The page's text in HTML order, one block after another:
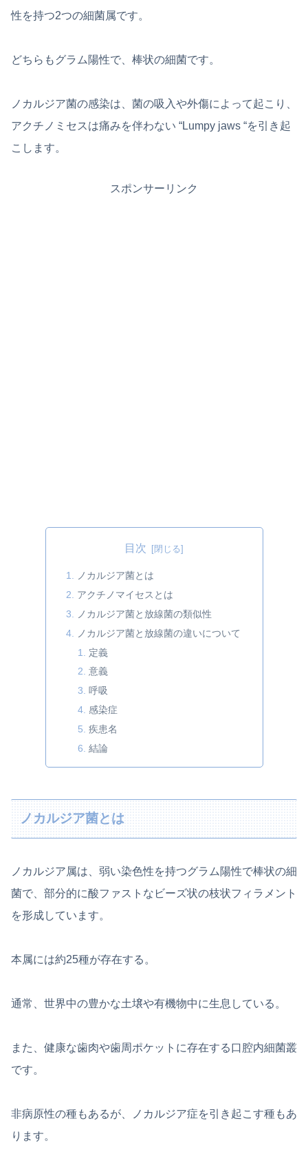
性を持つ2つの細菌属です。
どちらもグラム陽性で、棒状の細菌です。
ノカルジア菌の感染は、菌の吸入や外傷によって起こり、
アクチノミセスは痛みを伴わない “Lumpy jaws “を引き起
こします。
スポンサーリンク
目次
ノカルジア菌とは
アクチノマイセスとは
ノカルジア菌と放線菌の類似性
ノカルジア菌と放線菌の違いについて
定義
意義
呼吸
感染症
疾患名
結論
ノカルジア菌とは
ノカルジア属は、弱い染色性を持つグラム陽性で棒状の細
菌で、部分的に酸ファストなビーズ状の枝状フィラメント
を形成しています。
本属には約25種が存在する。
通常、世界中の豊かな土壌や有機物中に生息している。
また、健康な歯肉や歯周ポケットに存在する口腔内細菌叢
です。
非病原性の種もあるが、ノカルジア症を引き起こす種もあ
ります。